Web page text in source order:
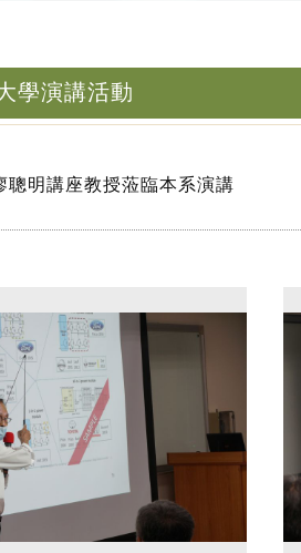
學演講活動
聰明講座教授蒞臨本系演講